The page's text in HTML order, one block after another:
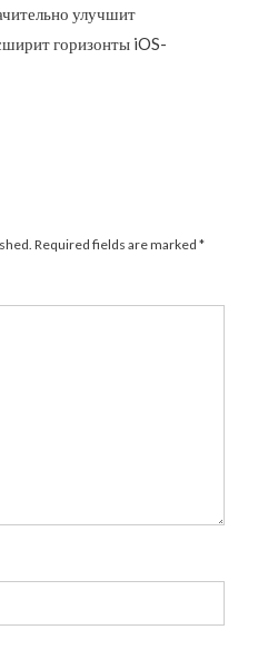
улучшит
горизонты iOS-
Required fields are marked *